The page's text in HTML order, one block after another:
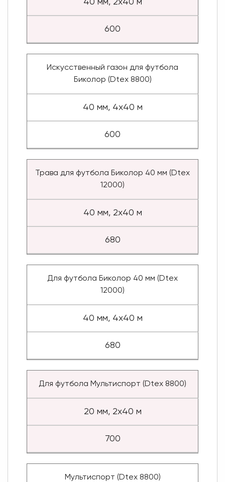
600
Искусственный газон для футбола
Биколор (Dtex 8800)
40 мм, 4x40 м
600
Трава для футбола Биколор 40 мм (Dtex
12000)
40 мм, 2x40 м
680
Для футбола Биколор 40 мм (Dtex
12000)
40 мм, 4x40 м
680
Для футбола Мультиспорт (Dtex 8800)
20 мм, 2x40 м
700
Мультиспорт (Dtex 8800)